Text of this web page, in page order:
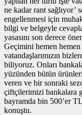
ne kadar rant sağlıyor’
engellenmesi için
bilgi ve belgeyle
yasasını son derece
Geçimini hemen
vatandaşlarımızın
biliyoruz. Onları
yüzünden bütün
veren ve bir sonraki
çiftçilerimizi bankalara
bayramda bin 500’er
konuştu.